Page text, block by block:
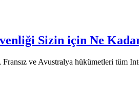
Sizin için Ne
ve Avustralya hükümetleri tüm